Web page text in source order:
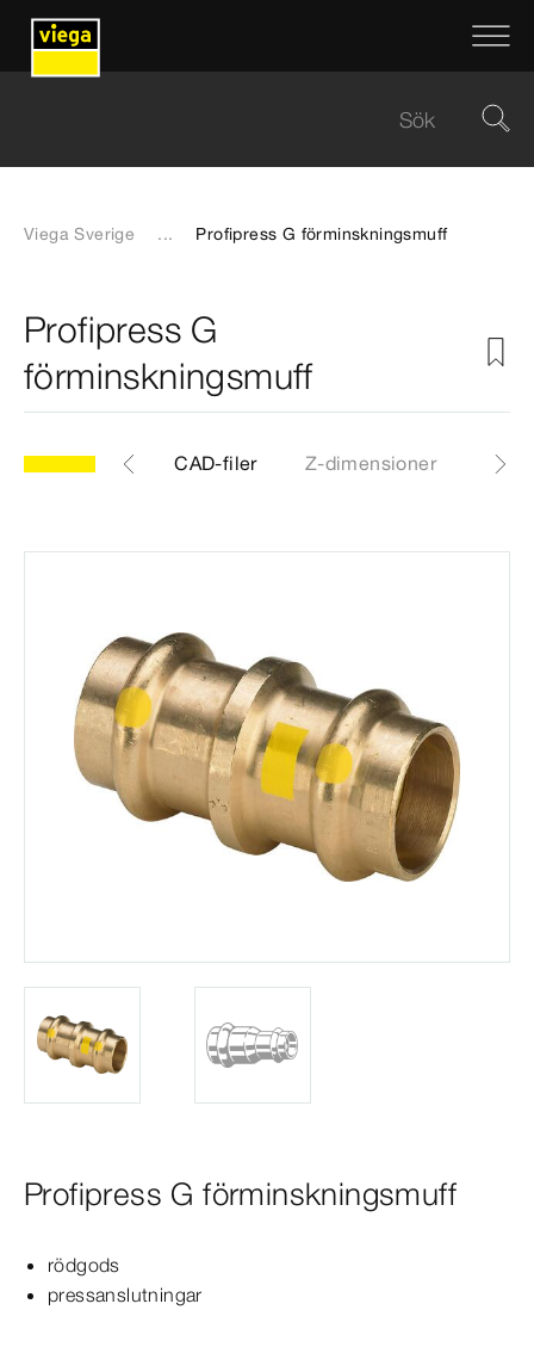
Viega Sverige ... Profipress G förminskningsmuff
Profipress G
förminskningsmuff
Artiklar CAD-filer Z-dimensioner
Profipress G förminskningsmuff
rödgods
pressanslutningar